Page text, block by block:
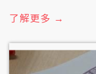
式，來認捌臺語文。
了解更多 →